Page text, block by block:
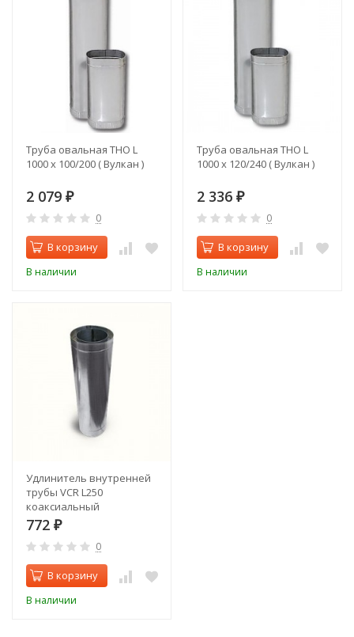
Труба овальная THO L
1000 x 100/200 ( Вулкан )
2 079 ₽
0
В корзину
В наличии
Труба овальная THO L
1000 x 120/240 ( Вулкан )
2 336 ₽
0
В корзину
В наличии
Удлинитель внутренней
трубы VCR L250
коаксиальный
772 ₽
0
В корзину
В наличии